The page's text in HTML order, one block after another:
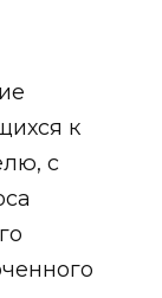
к
с